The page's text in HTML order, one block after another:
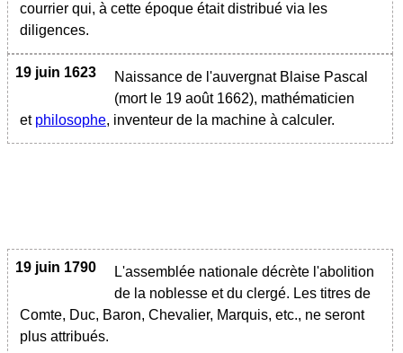
courrier qui, à cette époque était distribué via les
diligences.
19 juin 1623
Naissance de l'auvergnat Blaise Pascal
(mort le 19 août 1662), mathématicien
et philosophe, inventeur de la machine à calculer.
19 juin 1790
L'assemblée nationale décrète l'abolition
de la noblesse et du clergé. Les titres de
Comte, Duc, Baron, Chevalier, Marquis, etc., ne seront
plus attribués.